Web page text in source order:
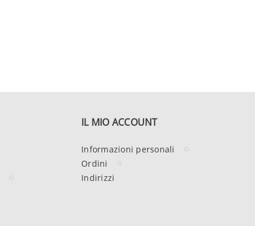
IL MIO ACCOUNT
Informazioni personali
Ordini
Indirizzi